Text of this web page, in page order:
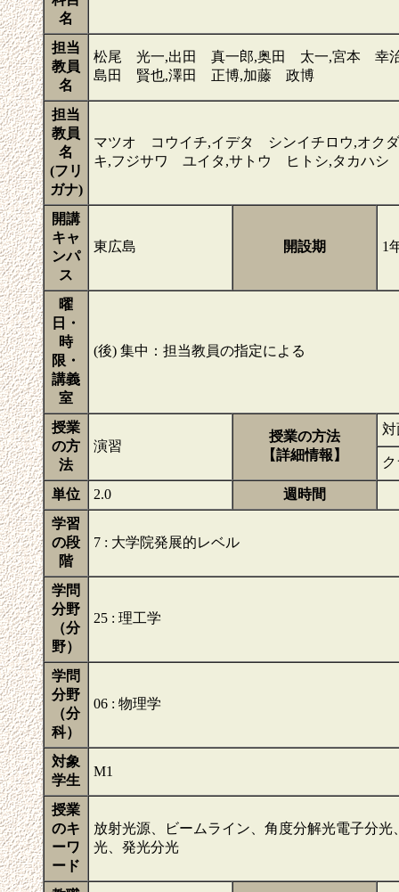
名
担当
教員
名
松尾 光一,出田 真一郎,奥田 太一,宮本 幸
島田 賢也,澤田 正博,加藤 政博
担当
教員
名
(フリ
ガナ)
マツオ コウイチ,イデタ シンイチロウ,オ
キ,フジサワ ユイタ,サトウ ヒトシ,タカハ
開講
キャ
ンパ
ス
東広島 開設期 1
曜
日・
時
限・
講義
室
(後) 集中：担当教員の指定による
授業
の方
法
演習
授業の方法
【詳細情報】
対
単位 2.0
週時間
学習
の段
階
7 : 大学院発展的レベル
学問
分野
（分
野）
25 : 理工学
学問
分野
（分
科）
06 : 物理学
対象
学生
M1
授業
のキ
ーワ
ード
放射光源、ビームライン、角度分解光電子分
光、発光分光